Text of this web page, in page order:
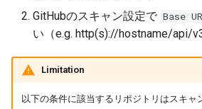
GitHubのスキャン設定で Base
い（e.g. http(s)://hostname/api/
Limitation
以下の条件に該当するリポジトリはスキャ